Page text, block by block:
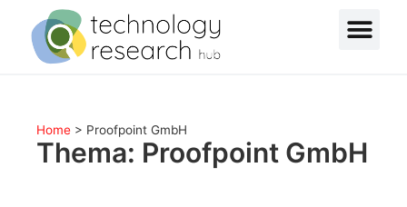
Home > Proofpoint GmbH
Thema: Proofpoint GmbH